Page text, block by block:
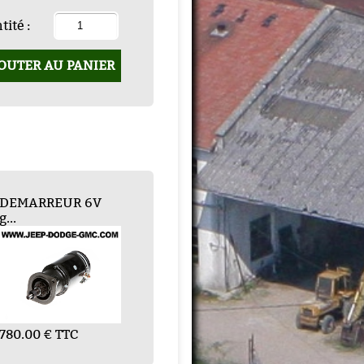
:
AU PANIER
DYNAMO
€ TTC
DEMARREUR 6V
g...
780.00 € TTC
REGULATEUR 6V ...